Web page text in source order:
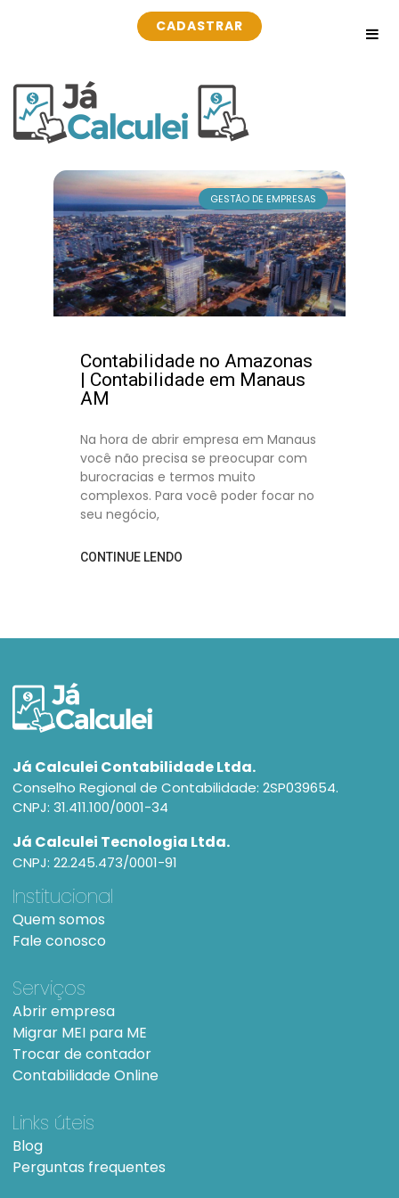
CADASTRAR
GESTÃO DE EMPRESAS
Contabilidade no Amazonas
| Contabilidade em Manaus
AM
Na hora de abrir empresa em Manaus
você não precisa se preocupar com
burocracias e termos muito
complexos. Para você poder focar no
seu negócio,
CONTINUE LENDO
Já Calculei Contabilidade Ltda.
Conselho Regional de Contabilidade: 2SP039654.
CNPJ: 31.411.100/0001-34
Já Calculei Tecnologia Ltda.
CNPJ: 22.245.473/0001-91
Institucional
Quem somos
Fale conosco
Serviços
Abrir empresa
Migrar MEI para ME
Trocar de contador
Contabilidade Online
Links úteis
Blog
Perguntas frequentes